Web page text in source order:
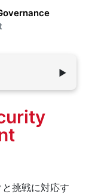
▼
挑戦に対応す